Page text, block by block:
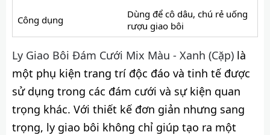
Công dụng
Dùng để cô dâu, chú rẻ uống
rượu giao bôi
Ly Giao Bôi Đám Cưới Mix Màu - Xanh (Cặp) là
một phụ kiện trang trí độc đáo và tinh tế được
sử dụng trong các đám cưới và sự kiện quan
trọng khác. Với thiết kế đơn giản nhưng sang
trọng, ly giao bôi không chỉ giúp tạo ra một